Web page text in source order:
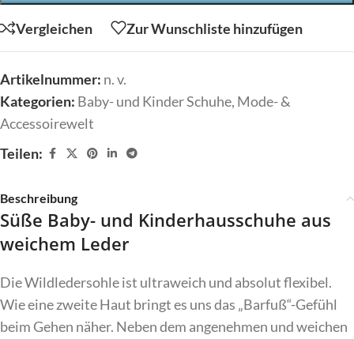
Vergleichen Zur Wunschliste hinzufügen
Artikelnummer: n. v.
Kategorien: Baby- und Kinder Schuhe, Mode- &
Accessoirewelt
Teilen:
Beschreibung
Süße Baby- und Kinderhausschuhe aus
weichem Leder
Die Wildledersohle ist ultraweich und absolut flexibel.
Wie eine zweite Haut bringt es uns das „Barfuß“-Gefühl
beim Gehen näher. Neben dem angenehmen und weichen